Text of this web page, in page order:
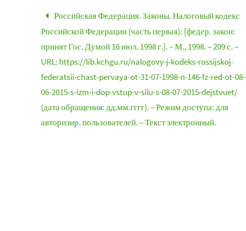
Российская Федерация. Законы. Налоговый кодекс
Российской Федерации (часть первая): [федер. закон:
принят Гос. Думой 16 июл. 1998 г.]. – М., 1998. – 209 с. –
URL: https://lib.kchgu.ru/nalogovy-j-kodeks-rossijskoj-
federatsii-chast-pervaya-ot-31-07-1998-n-146-fz-red-ot-08-
06-2015-s-izm-i-dop-vstup-v-silu-s-08-07-2015-dejstvuet/
(дата обращения: дд.мм.гггг). – Режим доступа: для
авторизир. пользователей. – Текст электронный.